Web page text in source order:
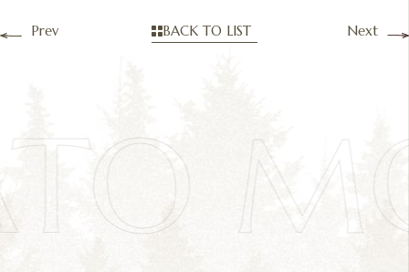
Prev Next
BACK TO LIST